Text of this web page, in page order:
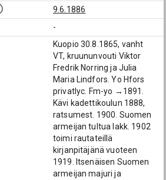
9.6.1886
-
Kuopio 30.8.1865, vanht
VT, kruununvouti Viktor
Fredrik Norring ja Julia
Maria Lindfors. Yo Hfors
privatlyc. Fm-yo →1891.
Kävi kadettikoulun 1888,
ratsumest. 1900. Suomen
armeijan tultua lakk. 1902
toimi rautateillä
kirjanpitäjänä vuoteen
1919. Itsenäisen Suomen
armeijan majuri ja